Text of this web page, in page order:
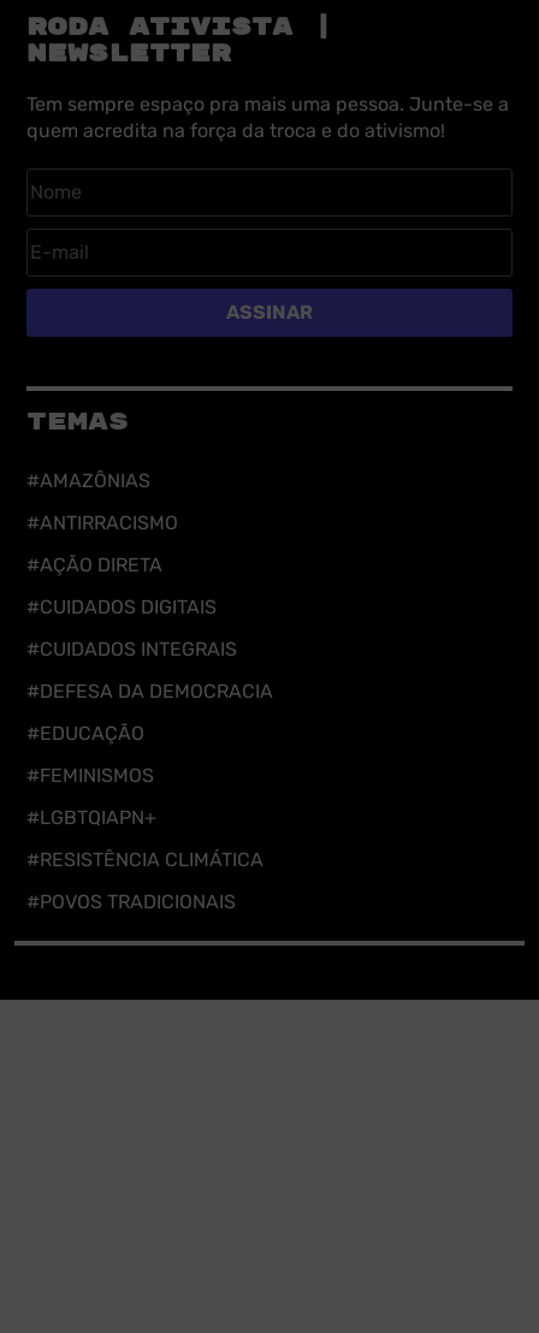
RODA ATIVISTA |
NEWSLETTER
Tem sempre espaço pra mais uma pessoa. Junte-se a
quem acredita na força da troca e do ativismo!
ASSINAR
TEMAS
#AMAZÔNIAS
#ANTIRRACISMO
#AÇÃO DIRETA
#CUIDADOS DIGITAIS
#CUIDADOS INTEGRAIS
#DEFESA DA DEMOCRACIA
#EDUCAÇÃO
#FEMINISMOS
#LGBTQIAPN+
#RESISTÊNCIA CLIMÁTICA
#POVOS TRADICIONAIS